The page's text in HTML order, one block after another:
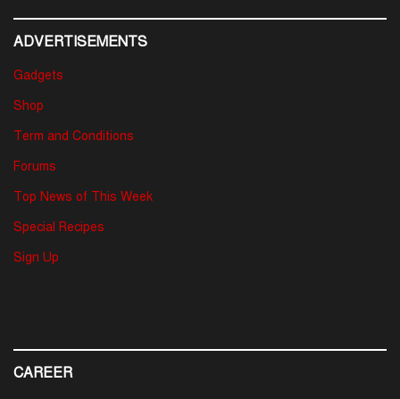
ADVERTISEMENTS
Gadgets
Shop
Term and Conditions
Forums
Top News of This Week
Special Recipes
Sign Up
CAREER